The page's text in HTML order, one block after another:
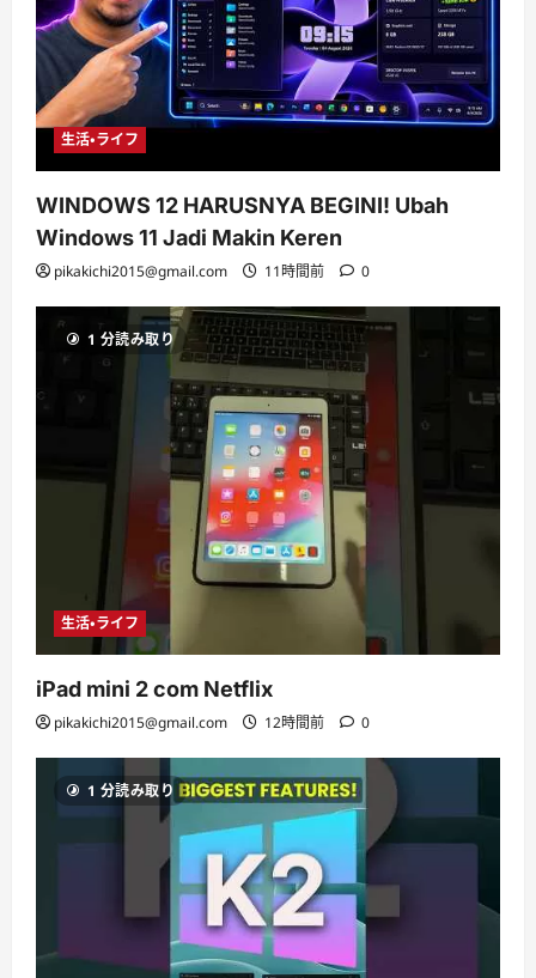
生活・ライフ
WINDOWS 12 HARUSNYA BEGINI! Ubah
Windows 11 Jadi Makin Keren
pikakichi2015@gmail.com 11時間前 0
1 分読み取り
生活・ライフ
iPad mini 2 com Netflix
pikakichi2015@gmail.com 12時間前 0
1 分読み取り